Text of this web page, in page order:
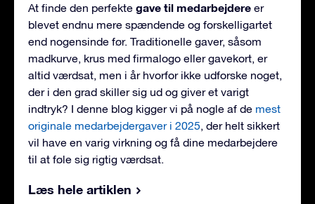
At finde den perfekte gave til medarbejdere er
blevet endnu mere spændende og forskelligartet
end nogensinde før. Traditionelle gaver, såsom
madkurve, krus med firmalogo eller gavekort, er
altid værdsat, men i år hvorfor ikke udforske noget,
der i den grad skiller sig ud og giver et varigt
indtryk? I denne blog kigger vi på nogle af de mest
originale medarbejdergaver i 2025, der helt sikkert
vil have en varig virkning og få dine medarbejdere
til at føle sig rigtig værdsat.
Læs hele artiklen